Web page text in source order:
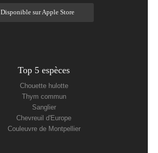
Disponible sur Apple Store
Top 5 espèces
Chouette hulotte
Thym commun
Sanglier
Chevreuil d'Europe
Couleuvre de Montpellier